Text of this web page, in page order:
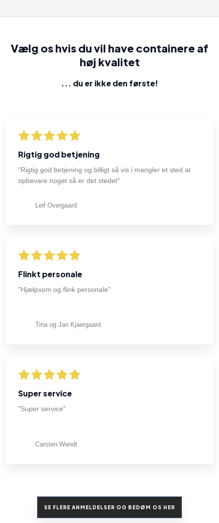
Vælg os hvis du vil have containere af
høj kvalitet
... du er ikke den første​!
Rigtig god betjening
"Rigtig god betjening og billigt så vis i mangler et sted at
opbevare noget så er det stedet"
Leif Overgaard
Flinkt personale
"Hjælpsom og flink personale"
Tina og Jan Kjaergaard
Super service
"Super service"
Carsten Wendt
SE FLERE ANMELDELSER OG BEDØM OS HER​